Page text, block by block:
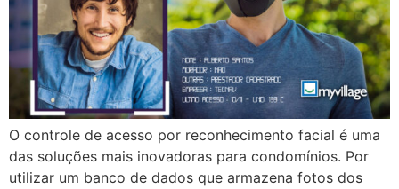
O controle de acesso por reconhecimento facial é uma
das soluções mais inovadoras para condomínios. Por
utilizar um banco de dados que armazena fotos dos